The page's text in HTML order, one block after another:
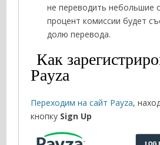
не переводить небольшие
процент комиссии будет
долю перевода.
Как
Payza
Переходим на сайт Payza,
кнопку Sign Up